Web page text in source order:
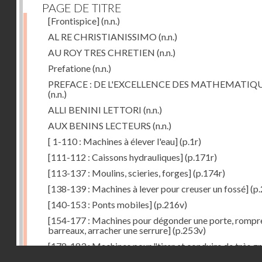
PAGE DE TITRE
[Frontispice](n.n.)
AL RE CHRISTIANISSIMO (n.n.)
AU ROY TRES CHRETIEN (n.n.)
Prefatione(n.n.)
PREFACE : DE L'EXCELLENCE DES
(n.n.)
ALLI BENINI LETTORI (n.n.)
AUX BENINS LECTEURS (n.n.)
[ 1-110 : Machines à élever l'eau](p.1r)
[111-112 : Caissons hydrauliques](p.171r)
[113-137 : Moulins, scieries, forges](p.174r)
[138-139 : Machines à lever pour creuser un fossé]
[140-153 : Ponts mobiles](p.216v)
[154-177 : Machines pour dégonder une porte,
barreaux, arracher une serrure](p.253v)
[178-183 : Machines pour "tirer et conduire de très